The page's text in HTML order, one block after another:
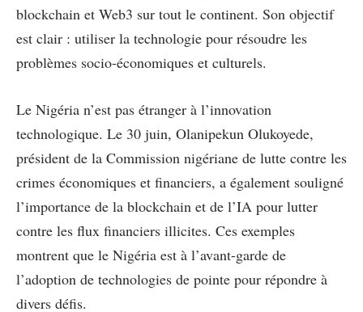
blockchain et Web3 sur tout le continent. Son objectif
est clair : utiliser la technologie pour résoudre les
problèmes socio-économiques et culturels.
Le Nigéria n’est pas étranger à l’innovation
technologique. Le 30 juin, Olanipekun Olukoyede,
président de la Commission nigériane de lutte contre les
crimes économiques et financiers, a également souligné
l’importance de la blockchain et de l’IA pour lutter
contre les flux financiers illicites. Ces exemples
montrent que le Nigéria est à l’avant-garde de
l’adoption de technologies de pointe pour répondre à
divers défis.